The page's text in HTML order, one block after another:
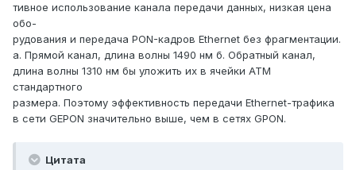
тивное использование канала передачи данных, низкая цена
обо-
рудования и передача PON-кадров Ethernet без фрагментации.
а. Прямой канал, длина волны 1490 нм б. Обратный канал,
длина волны 1310 нм бы уложить их в ячейки АТМ
стандартного
размера. Поэтому эффективность передачи Ethernet-трафика
в сети GEPON значительно выше, чем в сетях GPON.
Цитата